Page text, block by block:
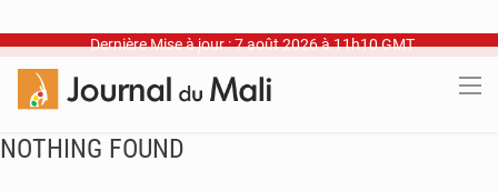
Dernière Mise à jour : 7 août 2026 à 11h10 GMT
NOTHING FOUND